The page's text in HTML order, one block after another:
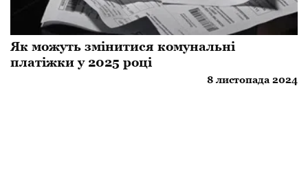
Як можуть змінитися комунальні
платіжки у 2025 році
8 листопада 2024